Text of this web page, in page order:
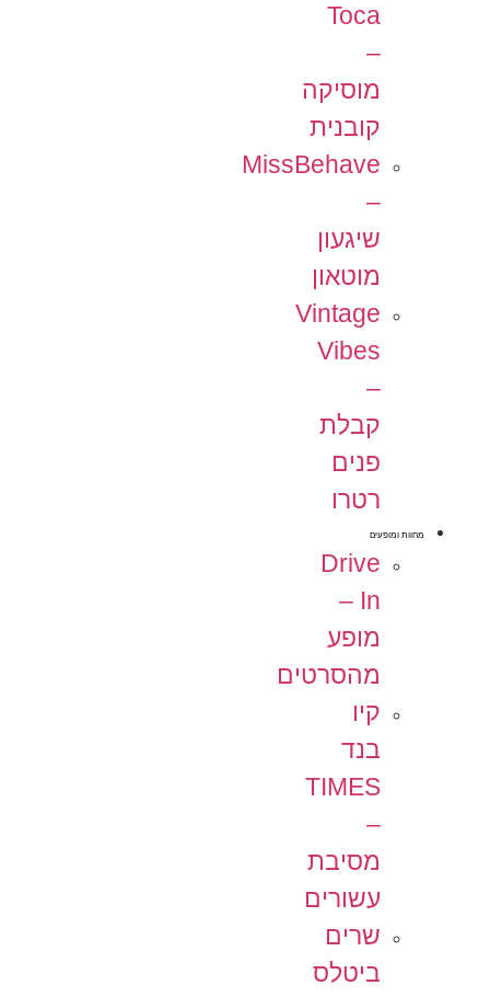
Toca
–
מוסיקה
קובנית
MissBehave
–
שיגעון
מוטאון
Vintage
Vibes
–
קבלת
פנים
רטרו
מחוות ומופעים
Drive
In –
מופע
מהסרטים
קיו
בנד
TIMES
–
מסיבת
עשורים
שרים
ביטלס